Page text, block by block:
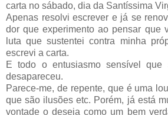
carta no sábado, dia da Santíssima
Apenas resolvi escrever e já se
dor que experimento ao pensar que
luta que sustentei contra minha
escrevi a carta.
E todo o entusiasmo sensível que
desapareceu.
Parece-me, de repente, que é uma
que são ilusões etc. Porém, já está
vontade o deseja como um bem